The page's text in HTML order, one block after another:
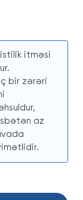
itməsi
bir zərəri
az